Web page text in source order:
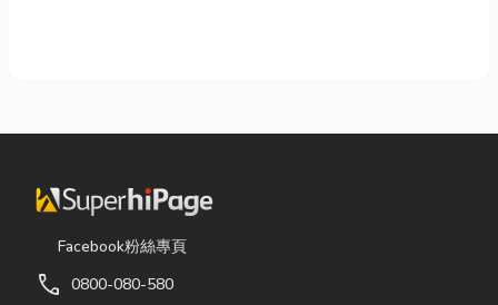
Facebook粉絲專頁
call 0800-080-580